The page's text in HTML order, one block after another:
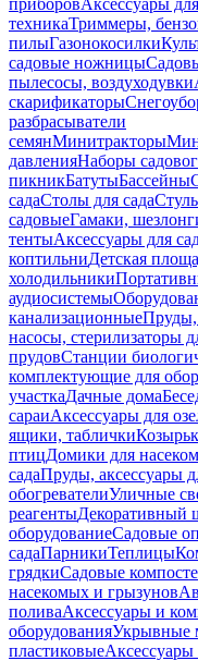
приборовАксессуары
техникаТриммеры,
пилыГазонокосилки
садовые ножницы
пылесосы, воздуходувки
скарификаторы
разбрасыватели
семянМинитракторы
давленияНаборы
пикникБатутыБассейны
садаСтолы для сада
садовыеГамаки,
тентыАксессуары для
коптильниДетская
холодильники
аудиосистемы
канализационныеПруды,
насосы, стерилизаторы
прудовСтанции
комплектующие для
участкаДачные дома
сараиАксессуары для
ящики, таблички
птицДомики для
садаПруды, аксессуары
обогревателиУличные
реагентыДекоративный
оборудованиеСадовые
садаПарникиТеплицы
грядкиСадовые
насекомых и грызунов
поливаАксессуары и
оборудованияУкрывные
пластиковые